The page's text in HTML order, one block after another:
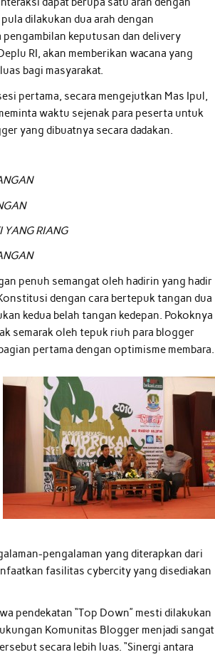
dilakukan dua arah dengan
keputusan dan delivery
RI, akan memberikan wacana yang
bagi masyarakat.
pertama, secara mengejutkan Mas Ipul,
waktu sejenak para peserta untuk
yang dibuatnya secara dadakan.
RIANG
penuh semangat oleh hadirin yang hadir
dengan cara bertepuk tangan dua
kedua belah tangan kedepan. Pokoknya
semarak oleh tepuk riuh para blogger
pertama dengan optimisme membara.
pengalaman yang diterapkan dari
fasilitas cybercity yang disediakan
pendekatan “Top Down” mesti dilakukan
Komunitas Blogger menjadi sangat
secara lebih luas. “Sinergi antara